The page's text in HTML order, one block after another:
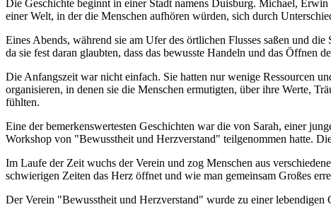
Die Geschichte beginnt in einer Stadt namens Duisburg. Michael,
einer Welt, in der die Menschen aufhören würden, sich durch
Eines Abends, während sie am Ufer des örtlichen Flusses saßen und
da sie fest daran glaubten, dass das bewusste Handeln und das Öffnen
Die Anfangszeit war nicht einfach. Sie hatten nur wenige Ressourcen
organisieren, in denen sie die Menschen ermutigten, über ihre Werte,
fühlten.
Eine der bemerkenswertesten Geschichten war die von Sarah, einer
Workshop von "Bewusstheit und Herzverstand" teilgenommen hatte.
Im Laufe der Zeit wuchs der Verein und zog Menschen aus
schwierigen Zeiten das Herz öffnet und wie man gemeinsam Großes
Der Verein "Bewusstheit und Herzverstand" wurde zu einer